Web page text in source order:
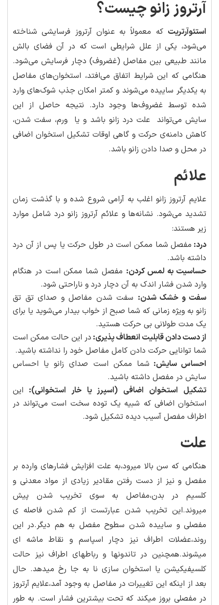
آرتروز زانو چیست؟
استئوآرتریت که معمولاً به عنوان آرتروز فرسایشی شناخته
می‌شود، یکی از علل شرایطی است که در آن فضای بالش
مانند طبیعی بین مفاصل (غضروف) دچار فرسایش می‌شود.
هنگامی که این شرایط اتفاق می‌افتد، استخوان‌های مفاصل
به یکدیگر ساییده می‌شوند و کمتر امکان جذب شوک‌های وارد
شده توسط غضروف‌ها وجود دارد. نتیجه حاصل از این
سایش می‌تواند علت درد زانو باشد و یا ورم، سفت شدن،
کاهش دامنه‌ی حرکت و گاهی اوقات تشکیل استخوان اضافی
در محل و صدا دادن زانو باشد.
علائم
علایم آرتروز زانو اغلب به آرامی شروع شده و با گذشت زمان
تشدید می‌شود. نشانه‌ها و علائم آرتروز زانو درد شامل موارد
زیر هستند:
درد: مفصل شما ممکن است در طول حرکت یا پس از آن درد
داشته باشد.
حساسیت به لمس کردن: مفصل شما ممکن است در هنگام
وارد شدن فشار اندک به آن دچار درد و ناراحتی شود.
سفت و خشک شدن: سفت شدن مفاصل و صدای تق تق
زانو به ویژه زمانی که شما صبح از خواب بیدار می‌شوید یا برای
یک مدت طولانی بی حرکت هستید.
از دست دادن قابلیت انعطاف پذیری: در این حالت ممکن است
شما توانایی حرکت دادن کامل مفاصل خود را نداشته باشید.
احساس سایش: شما ممکن است صدای زانو یا احساس
سایش در مفصل داشته باشید.
تشکیل استخوان اضافی (اسپرز یا خار استخوانی): این
استخوان اضافی که شبیه یک توده سخت است می‌تواند در
اطراف مفصل آسیب دیده تشکیل شود.
علت
هنگامی که سن بالا میرود،به علت افزایش فشارهای وارده بر
مفصل و نیز از دست رفتن مقادیر زیادی از مواد معدنی و
کلسیم در بدن،مفاصل به سوی تخریب شدن پیش
میروند.این تخریب شدن عبارتست از کم شدن فاصله ی
مفصلی و ساییده شدن سطوح مفصل به هم دیگر.در این
روند،عضلات اطراف نیز دچار اسپاسم و نقاط ماشه ای
میشوند.همچنین در تاندونها و رباطهای اطراف نیز حالت
کلسیفیکیشن یا استخوان سازی نا به جا رخ میدهد. حال
بعد از اینکه این تغییرات در مفاصل به وجود آمد،علایم آرتروز
در مفصلی بروز میکند که تحت بیشترین فشار است. به طور